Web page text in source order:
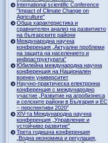
International scientific Conference
"Impact of Climate Change on
Agriculture"
Обща характеристика и
сравнителен анализ на развитието
на българските райони
Международна научна
конференция „Актуални проблеми
на защита на населението и
инфраструктурата”
Юбилейна международна научна
конференция на Национален
военен университет
Научно-практическа електронна
конференция с международно
участие „Развитие на агробизнеса
и селските райони в България и ЕС
– перспективи 2020”
XIV-та Международна научна
конференция „Управление и
устойчиво развитие”
Трета годишна конференция
„Водна икономика и регулация,